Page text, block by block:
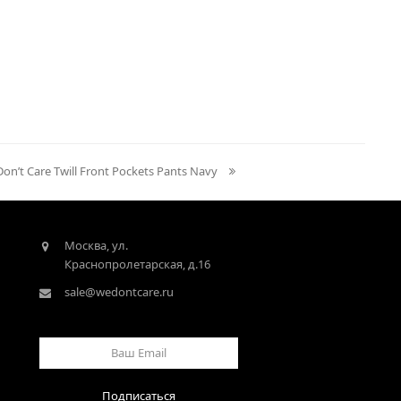
Care Twill Front Pockets Pants Navy
Москва, ул.
Краснопролетарская, д.16
sale@wedontcare.ru
Email
Подписаться